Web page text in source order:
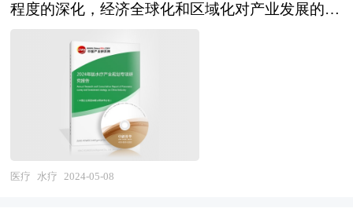
广阔，它们在救援、转运、手术和康复等多个领域
研究热点，医疗机器人技术不仅推动了现代医疗技
术的发展，更成为了现代医疗卫生装备的重要发展
方向。 在政策环境优化、老龄化问题加剧、消费
群体增加以及产业化发展提速等多重因素的综合作
用下，中国医疗机器人市场正处于一个前所未有的
高速成长阶段。未来，随着技术的不断创新和应用
程度的深化，经济全球化和区域化对产业发展的影
响显著增强，产业间的竞争层次和深度也发生了变
化。因此，科学预测产业发展趋势和空间变化态
势，对产业发展和规划具有重要的意义。中研普华
拥有20年的产业规划、细分市场研究及大量项目运
作经验，业务覆盖全球。累积200多个产业园区规
划落地项目案例，拥有丰富的产业园区、特色小
镇、田园综合体、文旅地产、智慧物流、乡村振兴
医疗 水疗 2024-05-08